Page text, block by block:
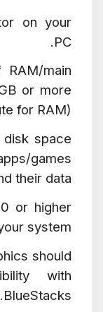
on your
PC.
main
or more
for RAM)
space
games
their data.
or higher
system
should
with
BlueStacks.